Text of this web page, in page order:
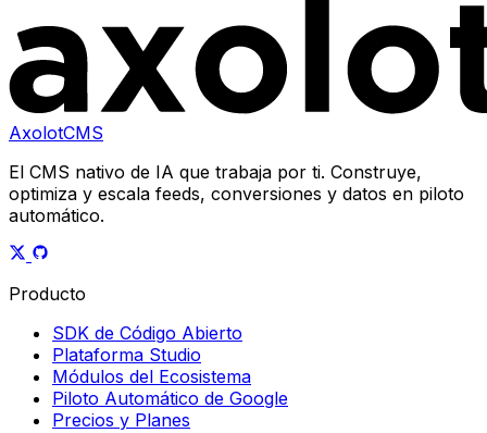
AxolotCMS
El CMS nativo de IA que trabaja por ti. Construye,
optimiza y escala feeds, conversiones y datos en piloto
automático.
Producto
SDK de Código Abierto
Plataforma Studio
Módulos del Ecosistema
Piloto Automático de Google
Precios y Planes